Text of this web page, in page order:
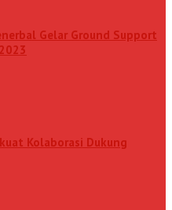
Gelar Ground Support
Kolaborasi Dukung